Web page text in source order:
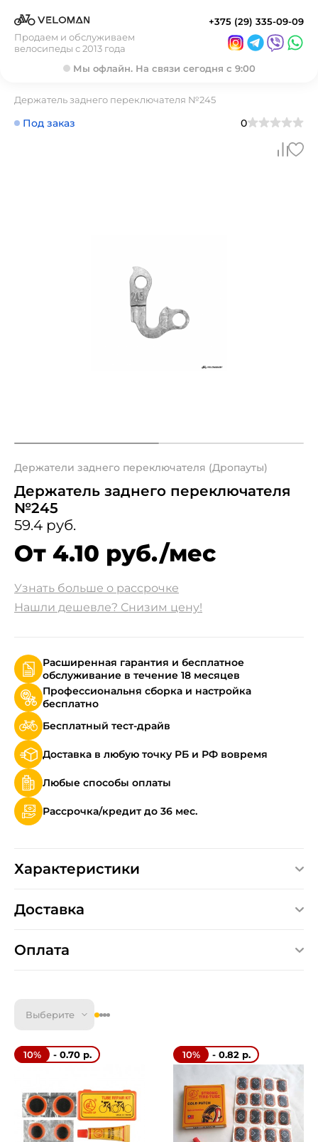
Продаем и обслуживаем
велосипеды с 2013 года
+375 (29) 335-09-09
Мы офлайн. На связи сегодня с 9:00
Держатель заднего переключателя №245
Под заказ 0
Держатели заднего переключателя (Дропауты)
Держатель заднего переключателя
№245
59.4 руб.
От 4.10 руб./мес
Узнать больше о рассрочке
Нашли дешевле? Снизим цену!
Расширенная гарантия и бесплатное
обслуживание в течение 18 месяцев
Профессиональня сборка и настройка
бесплатно
Бесплатный тест-драйв
Доставка в любую точку РБ и РФ вовремя
Любые способы оплаты
Рассрочка/кредит до 36 мес.
Характеристики
Доставка
Оплата
Выберите
10% - 0.70 р. 10% - 0.82 р.